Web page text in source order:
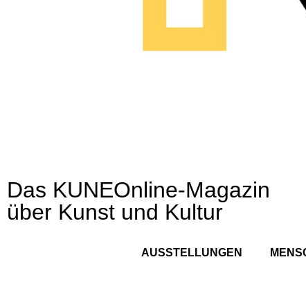
Das KUNEOnline-Magazin
über Kunst und Kultur
AUSSTELLUNGEN